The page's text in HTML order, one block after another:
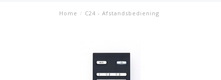
Home / C24 - Afstandsbediening